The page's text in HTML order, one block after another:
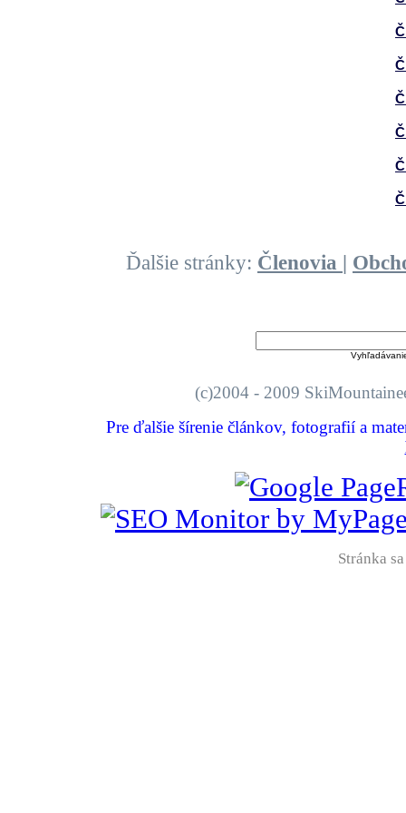
Ďalšie stránky: Členovia |
(c)2004 - 2009
Pre ďalšie šírenie článkov, fotografií a
Stránka